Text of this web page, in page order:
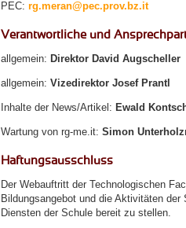
PEC: rg.meran@pec.prov.bz.it
Verantwortliche und
allgemein: Direktor David Augscheller
allgemein: Vizedirektor Josef Prantl
Inhalte der News/Artikel: Ewald
Wartung von rg-me.it: Simon
Haftungsausschluss
Der Webauftritt der Technologischen
Bildungsangebot und die Aktivitäten
Diensten der Schule bereit zu stellen.